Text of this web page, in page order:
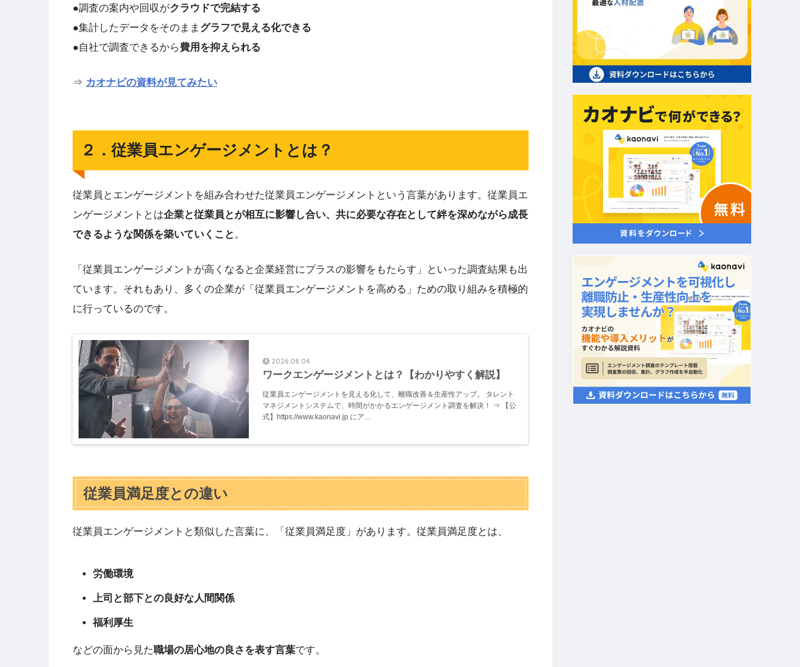
●調査の案内や回収がクラウドで完結する
●集計したデータをそのまま グラフで見える化できる
●自社で調査できるから費用を抑えられる
⇒ カオナビの資料が見てみたい
２．従業員エンゲージメントとは？
従業員とエンゲージメントを組み合わせた従業員エンゲージメントという言葉があります。従業員エ
ンゲージメントとは企業と従業員とが相互に影響し合い、共に必要な存在として絆を深めながら成長
できるような関係を築いていくこと 。
「従業員エンゲージメントが高くなると企業経営にプラスの影響をもたらす」といった調査結果も出
ています。それもあり、多くの企業が「従業員エンゲージメントを高める」ための取り組みを積極的
に行っているのです。
2026.08.04
ワークエンゲージメントとは？【わかりやすく解説】
従業員エンゲージメントを見える化して、離職改善＆生産性アップ。 タレント
マネジメントシステムで、時間がかかるエンゲージメント調査を解決！ ⇒ 【公
式】https://www.kaonavi.jp にア...
従業員満足度との違い
従業員エンゲージメントと類似した言葉に、「従業員満足度」があります。従業員満足度とは、
労働環境
上司と部下との良好な人間関係
福利厚生
などの面から見た職場の居心地の良さを表す言葉です。